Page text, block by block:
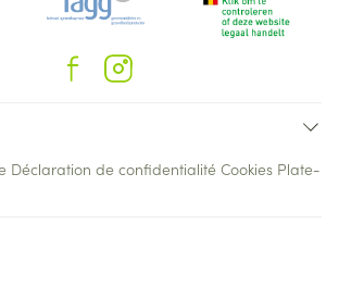
Déclaration de confidentialité Cookies Plate-